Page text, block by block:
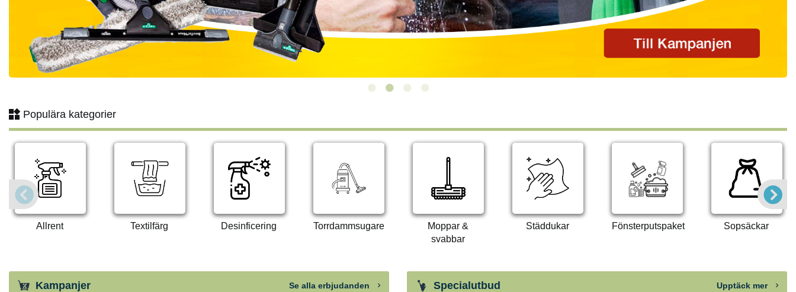
Populära kategorier
Allrent Textilfärg Desinficering Torrdammsugare
Moppar &
svabbar
Städdukar Fönsterputspaket Sopsäckar
Kampanjer Se alla erbjudanden Specialutbud Upptäck mer